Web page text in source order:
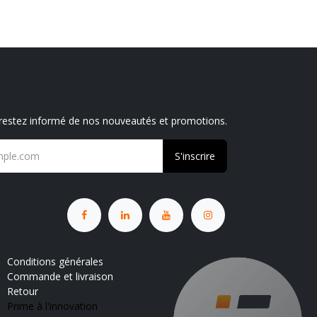
informé de nos nouveautés et promotions.
S'inscrire
Conditions générales
Commande et livraison
Retour
Prime à l'innovation